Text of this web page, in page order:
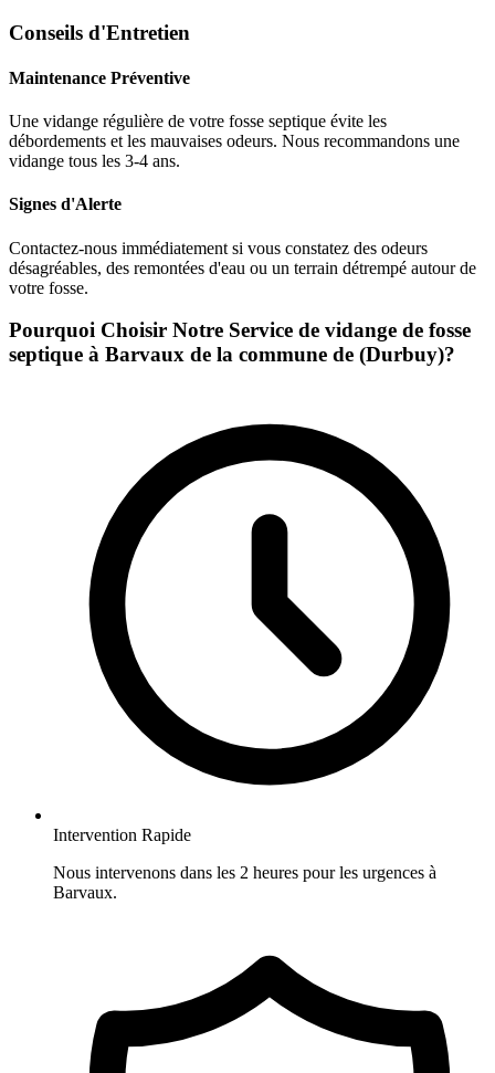
Conseils d'Entretien
Maintenance Préventive
Une vidange régulière de votre fosse septique évite les
débordements et les mauvaises odeurs. Nous recommandons une
vidange tous les 3-4 ans.
Signes d'Alerte
Contactez-nous immédiatement si vous constatez des odeurs
désagréables, des remontées d'eau ou un terrain détrempé autour de
votre fosse.
Pourquoi Choisir Notre Service de vidange de fosse
septique à Barvaux de la commune de (Durbuy)?
Intervention Rapide
Nous intervenons dans les 2 heures pour les urgences à
Barvaux.